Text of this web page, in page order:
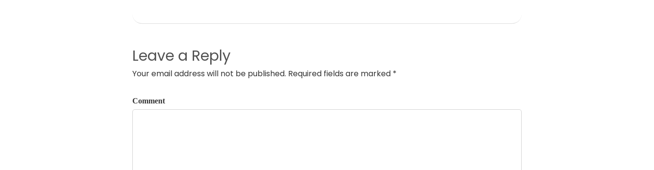
Leave a Reply
Your email address will not be published. Required fields are marked *
Comment